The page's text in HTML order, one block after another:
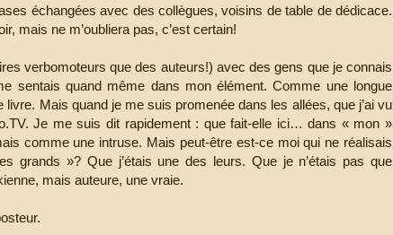
échangées avec des collègues, voisins de table de dédicace.
mais ne m’oubliera pas, c’est certain!
verbomoteurs que des auteurs!) avec des gens que je connais
sentais quand même dans mon élément. Comme une longue
Mais quand je me suis promenée dans les allées, que j’ai vu
Je me suis dit rapidement : que fait-elle ici… dans « mon »
comme une intruse. Mais peut-être est-ce moi qui ne réalisais
grands »? Que j’étais une des leurs. Que je n’étais pas que
mais auteure, une vraie.